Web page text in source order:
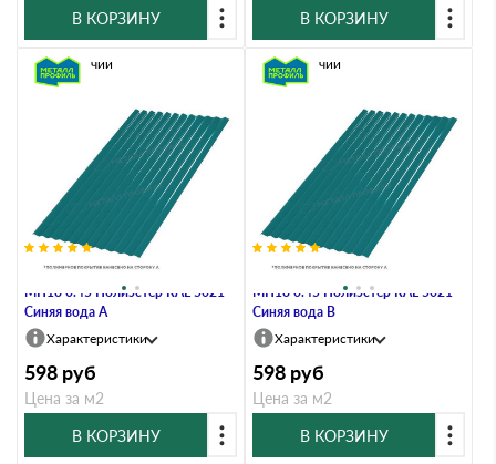
В КОРЗИНУ
В КОРЗИНУ
Профлист Металл Профиль
МП18 0.45 Полиэстер RAL 5021
Синяя вода A
В наличии
Характеристики
598 руб
Цена за м2
В КОРЗИНУ
Профлист Металл Профиль
МП18 0.45 Полиэстер RAL 5021
Синяя вода B
В наличии
Характеристики
598 руб
Цена за м2
В КОРЗИНУ